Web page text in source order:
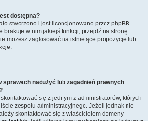
dostępna?
stworzone i jest licencjonowane przez phpBB
brakuje w nim jakiejś funkcji, przejdź na stronę
możesz zagłosować na istniejące propozycje lub
sprawach nadużyć lub zagadnień prawnych
się z jednym z administratorów, których
zespołu administracyjnego. Jeżeli jednak nie
skontaktować się z właścicielem domeny –